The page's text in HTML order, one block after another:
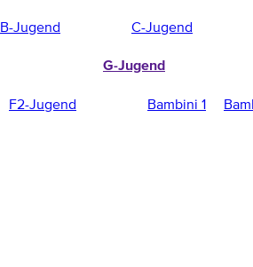
B-Jugend C-Jugend
F2-Jugend
G-Jugend
Bambini 1